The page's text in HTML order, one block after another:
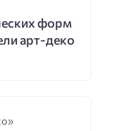
форм
арт-деко